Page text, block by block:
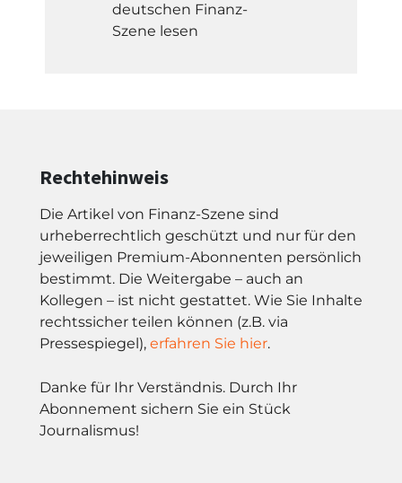
deutschen Finanz-
Szene lesen
Rechtehinweis
Die Artikel von Finanz-Szene sind
urheberrechtlich geschützt und nur für den
jeweiligen Premium-Abonnenten persönlich
bestimmt. Die Weitergabe – auch an
Kollegen – ist nicht gestattet. Wie Sie Inhalte
rechtssicher teilen können (z.B. via
Pressespiegel), erfahren Sie hier.
Danke für Ihr Verständnis. Durch Ihr
Abonnement sichern Sie ein Stück
Journalismus!